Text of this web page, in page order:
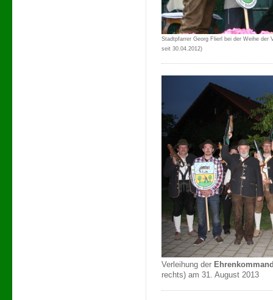
Stadtpfarrer Georg Flierl bei der Weihe der
seit 30.04.2012)
Verleihung der
rechts) am 31. August 2013